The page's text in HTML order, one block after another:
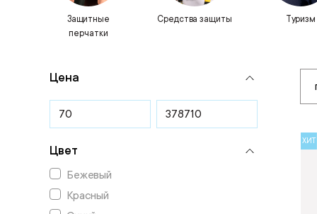
Защитные
перчатки
Средства защиты Туризм
Цена
Цвет
Бежевый
Красный
ХИТ